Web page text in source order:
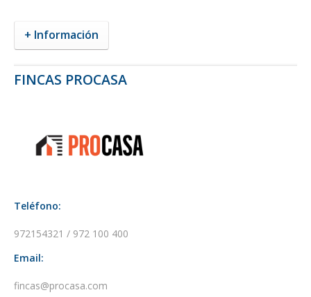
+ Información
FINCAS PROCASA
Teléfono:
972154321 / 972 100 400
Email:
fincas@procasa.com